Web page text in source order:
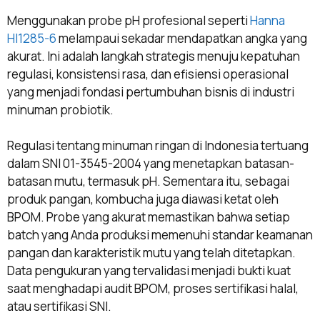
Menggunakan probe pH profesional sepertiHanna
HI1285-6melampaui sekadar mendapatkan angka yang
akurat. Ini adalah langkah strategis menuju kepatuhan
regulasi, konsistensi rasa, dan efisiensi operasional
yang menjadi fondasi pertumbuhan bisnis di industri
minuman probiotik.
Regulasi tentang minuman ringan di Indonesia tertuang
dalam SNI 01-3545-2004 yang menetapkan batasan-
batasan mutu, termasuk pH. Sementara itu, sebagai
produk pangan, kombucha juga diawasi ketat oleh
BPOM. Probe yang akurat memastikan bahwa setiap
batch yang Anda produksi memenuhi standar keamanan
pangan dan karakteristik mutu yang telah ditetapkan.
Data pengukuran yang tervalidasi menjadi bukti kuat
saat menghadapi audit BPOM, proses sertifikasi halal,
atau sertifikasi SNI.